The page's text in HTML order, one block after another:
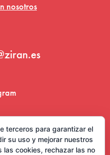
nosotros
terceros para garantizar el
su uso y mejorar nuestros
cookies, rechazar las no